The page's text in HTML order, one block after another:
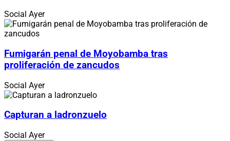
Social Ayer
Fumigarán penal de Moyobamba tras
proliferación de zancudos
Social Ayer
Capturan a ladronzuelo
Social Ayer